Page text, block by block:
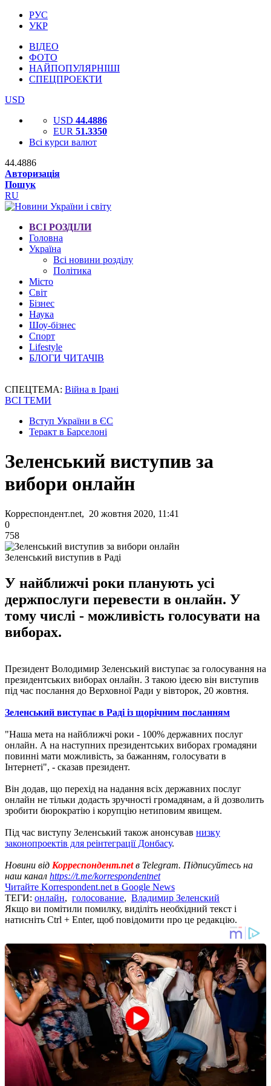
РУС
УКР
ВІДЕО
ФОТО
НАЙПОПУЛЯРНІШІ
СПЕЦПРОЕКТИ
USD
USD 44.4886
EUR 51.3350
Всі курси валют
44.4886
Авторизація
Пошук
RU
ВСІ РОЗДІЛИ
Головна
Україна
Всі новини розділу
Політика
Місто
Світ
Бізнес
Наука
Шоу-бізнес
Спорт
Lifestyle
БЛОГИ ЧИТАЧІВ
СПЕЦТЕМА: Війна в Ірані
ВСІ ТЕМИ
Вступ України в ЄС
Теракт в Барселоні
Зеленський виступив за
вибори онлайн
Корреспондент.net, 20 жовтня 2020, 11:41
0
758
Зеленський виступив в Раді
У найближчі роки планують усі
держпослуги перевести в онлайн. У
тому числі - можливість голосувати на
виборах.
Президент Володимир Зеленський виступає за голосування на
президентських виборах онлайн. З такою ідеєю він виступив
під час послання до Верховної Ради у вівторок, 20 жовтня.
Зеленський виступає в Раді із щорічним посланням
"Наша мета на найближчі роки - 100% державних послуг
онлайн. А на наступних президентських виборах громадяни
повинні мати можливість, за бажанням, голосувати в
Інтернеті", - сказав президент.
Він додав, що перехід на надання всіх державних послуг
онлайн не тільки додасть зручності громадянам, а й дозволить
зробити бюрократію і корупцію нетиповим явищем.
Під час виступу Зеленський також анонсував низку
законопроектів для реінтеграції Донбасу.
Новини від Корреспондент.netв Telegram. Підписуйтесь на
наш канал https://t.me/korrespondentnet
Читайте Korrespondent.net в Google News
ТЕГИ: онлайн, голосование, Владимир Зеленский
Якщо ви помітили помилку, виділіть необхідний текст і
натисніть Ctrl + Enter, щоб повідомити про це редакцію.